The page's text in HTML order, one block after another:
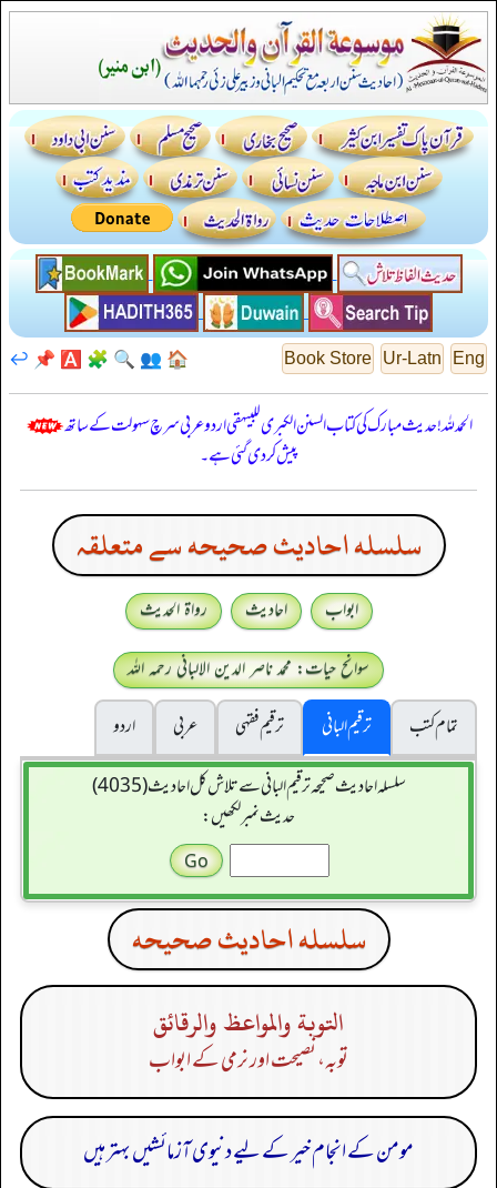
Eng
Ur-Latn
Book Store
🏠
👥
🔍
🧩
🅰️
📌
↩️
الحمدللہ! حدیث مبارک کی کتاب السنن الكبرى للبيهقي اردو عربی سرچ سہولت کے ساتھ
پیش کر دی گئی ہے۔
سلسله احاديث صحيحه سے متعلقہ
ابواب احادیث
رواۃ الحدیث
سوانح حیات: محمد ناصر الدین الالبانی رحمہ اللہ
تمام کتب
ترقیم البانی ترقيم فقہی عربی
اردو
سلسله احاديث صحيحه ترقیم البانی سے تلاش کل احادیث (4035)
حدیث نمبر لکھیں:
سلسله احاديث صحيحه
التوبة والمواعظ والرقائق
توبہ، نصیحت اور نرمی کے ابواب
مومن کے انجام خیر کے لیے دنیوی آزمائشیں بہتر ہیں